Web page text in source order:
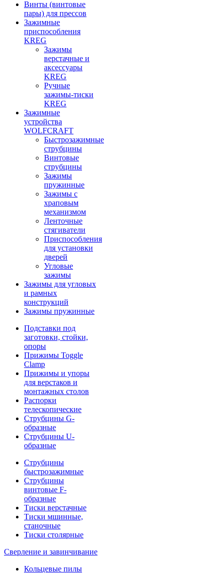
Винты (винтовые
пары) для прессов
Зажимные
приспособления
KREG
Зажимы
верстачные и
аксессуары
KREG
Ручные
зажимы-тиски
KREG
Зажимные
устройства
WOLFCRAFT
Быстрозажимные
струбцины
Винтовые
струбцины
Зажимы
пружинные
Зажимы с
храповым
механизмом
Ленточные
стягиватели
Приспособления
для установки
дверей
Угловые
зажимы
Зажимы для угловых
и рамных
конструкций
Зажимы пружинные
Подставки под
заготовки, стойки,
опоры
Прижимы Toggle
Clamp
Прижимы и упоры
для верстаков и
монтажных столов
Распорки
телескопические
Струбцины G-
образные
Струбцины U-
образные
Струбцины
быстрозажимные
Струбцины
винтовые F-
образные
Тиски верстачные
Тиски мшинные,
станочные
Тиски столярные
Сверление и завинчивание
Кольцевые пилы